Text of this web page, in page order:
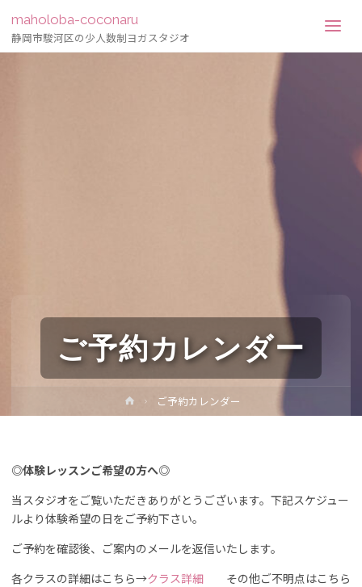
maholoba-coconaru
静岡市駿河区の少人数制ヨガスタジオ
ご予約カレンダー
ホ
ー
ご予約カレンダー
◎体験レッスンご希望の方へ◎
当スタジオをご覧いただきありがとうございます。下記スケジュー
ルより体験希望の日をご予約下さい。
ご予約を確認後、ご案内のメールを返信いたします。
各クラスの詳細はこちら→クラス詳細 その他ご不明点はこちら